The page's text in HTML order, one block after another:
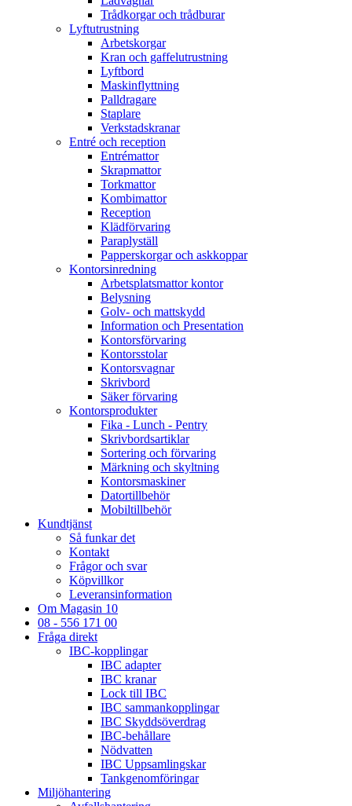
Trådkorgar och trådburar
Lyftutrustning
Arbetskorgar
Kran och gaffelutrustning
Lyftbord
Maskinflyttning
Palldragare
Staplare
Verkstadskranar
Entré och reception
Entrémattor
Skrapmattor
Torkmattor
Kombimattor
Reception
Klädförvaring
Paraplyställ
Papperskorgar och askkoppar
Kontorsinredning
Arbetsplatsmattor kontor
Belysning
Golv- och mattskydd
Information och Presentation
Kontorsförvaring
Kontorsstolar
Kontorsvagnar
Skrivbord
Säker förvaring
Kontorsprodukter
Fika - Lunch - Pentry
Skrivbordsartiklar
Sortering och förvaring
Märkning och skyltning
Kontorsmaskiner
Datortillbehör
Mobiltillbehör
Kundtjänst
Så funkar det
Kontakt
Frågor och svar
Köpvillkor
Leveransinformation
Om Magasin 10
08 - 556 171 00
Fråga direkt
IBC-kopplingar
IBC adapter
IBC kranar
Lock till IBC
IBC sammankopplingar
IBC Skyddsöverdrag
IBC-behållare
Nödvatten
IBC Uppsamlingskar
Tankgenomföringar
Miljöhantering